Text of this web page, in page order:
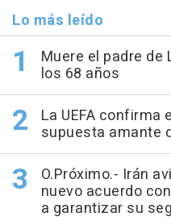
Lo más leído
Muere el padre de
los 68 años
La UEFA confirma
supuesta amante
O.Próximo.- Irán
nuevo acuerdo
a garantizar su